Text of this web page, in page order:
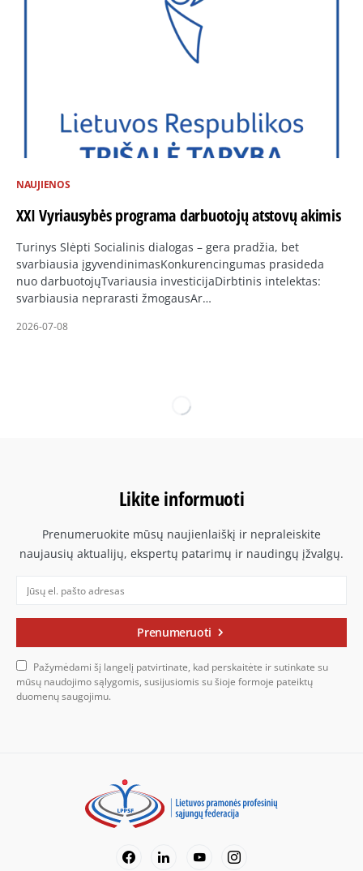
NAUJIENOS
XXI Vyriausybės programa darbuotojų atstovų akimis
Turinys Slėpti Socialinis dialogas – gera pradžia, bet
svarbiausia įgyvendinimasKonkurencingumas prasideda
nuo darbuotojųTvariausia investicijaDirbtinis intelektas:
svarbiausia neprarasti žmogausAr…
2026-07-08
Likite informuoti
Prenumeruokite mūsų naujienlaiškį ir nepraleiskite
naujausių aktualijų, ekspertų patarimų ir naudingų įžvalgų.
Prenumeruoti
Pažymėdami šį langelį patvirtinate, kad perskaitėte ir sutinkate su
mūsų naudojimo sąlygomis, susijusiomis su šioje formoje pateiktų
duomenų saugojimu.